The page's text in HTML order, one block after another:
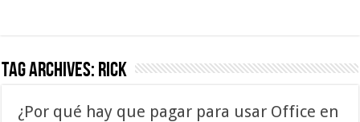
Tag Archives:rick
¿Por qué hay que pagar para usar Office en